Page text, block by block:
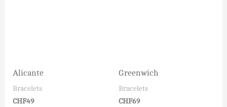
Alicante
Bracelets
CHF49
Greenwich
Bracelets
CHF69